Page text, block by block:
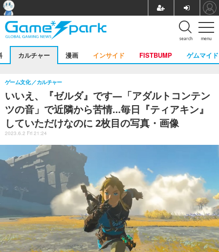
menu
search
カルチャー 漫画 インサイド FISTBUMP ゲムマイド
いいえ、『ゼルダ』です―「アダルトコンテン
ツの音」で近隣から苦情…毎日『ティアキン』
していただけなのに 2枚目の写真・画像
ゲーム文化 カルチャー
2023.6.2 Fri 21:24